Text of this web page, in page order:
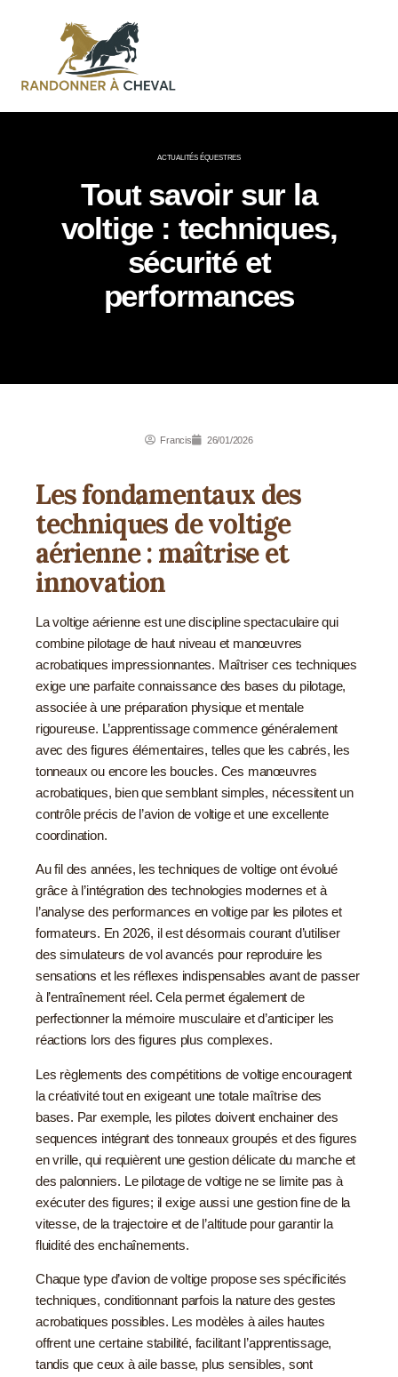
ACTUALITÉS ÉQUESTRES
Tout savoir sur la
voltige : techniques,
sécurité et
performances
Francis 26/01/2026
Les fondamentaux des
techniques de voltige
aérienne : maîtrise et
innovation
La voltige aérienne est une discipline spectaculaire qui
combine pilotage de haut niveau et manœuvres
acrobatiques impressionnantes. Maîtriser ces techniques
exige une parfaite connaissance des bases du pilotage,
associée à une préparation physique et mentale
rigoureuse. L’apprentissage commence généralement
avec des figures élémentaires, telles que les cabrés, les
tonneaux ou encore les boucles. Ces manœuvres
acrobatiques, bien que semblant simples, nécessitent un
contrôle précis de l’avion de voltige et une excellente
coordination.
Au fil des années, les techniques de voltige ont évolué
grâce à l’intégration des technologies modernes et à
l’analyse des performances en voltige par les pilotes et
formateurs. En 2026, il est désormais courant d’utiliser
des simulateurs de vol avancés pour reproduire les
sensations et les réflexes indispensables avant de passer
à l’entraînement réel. Cela permet également de
perfectionner la mémoire musculaire et d’anticiper les
réactions lors des figures plus complexes.
Les règlements des compétitions de voltige encouragent
la créativité tout en exigeant une totale maîtrise des
bases. Par exemple, les pilotes doivent enchainer des
sequences intégrant des tonneaux groupés et des figures
en vrille, qui requièrent une gestion délicate du manche et
des palonniers. Le pilotage de voltige ne se limite pas à
exécuter des figures; il exige aussi une gestion fine de la
vitesse, de la trajectoire et de l’altitude pour garantir la
fluidité des enchaînements.
Chaque type d’avion de voltige propose ses spécificités
techniques, conditionnant parfois la nature des gestes
acrobatiques possibles. Les modèles à ailes hautes
offrent une certaine stabilité, facilitant l’apprentissage,
tandis que ceux à aile basse, plus sensibles, sont